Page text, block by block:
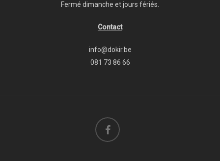
Fermé dimanche et jours fériés.
Contact
info@dokir.be
081 73 86 66